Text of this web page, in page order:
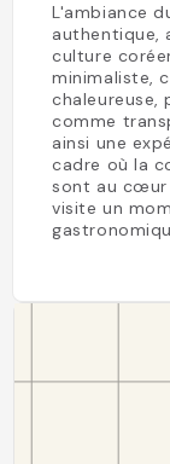
L'ambiance
authentique,
culture
minimaliste,
chaleureuse,
comme
ainsi une
cadre où la
sont au cœur
visite un